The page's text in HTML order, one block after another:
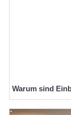
Warum sind